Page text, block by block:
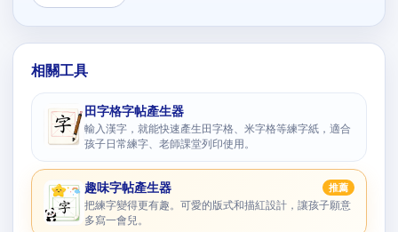
相關工具
田字格字帖產生器
輸入漢字，就能快速產生田字格、米字格等練字紙，適合
孩子日常練字、老師課堂列印使用。
趣味字帖產生器 推薦
把練字變得更有趣。可愛的版式和描紅設計，讓孩子願意
多寫一會兒。